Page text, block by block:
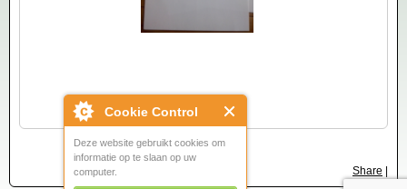
Cookie Control
Deze website gebruikt cookies om
informatie op te slaan op uw
computer.
€ 2,50
Share |